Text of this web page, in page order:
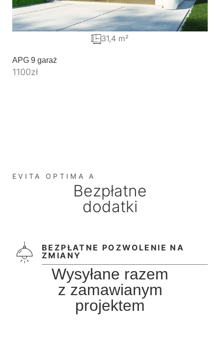
APG 9 garaż
1100zł
31,4 m²
EVITA OPTIMA A
Bezpłatne
dodatki
BEZPŁATNE POZWOLENIE NA
ZMIANY
Wysyłane razem
z zamawianym
projektem